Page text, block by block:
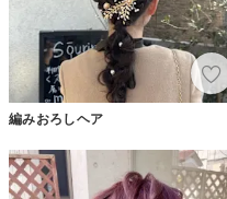
編みおろしヘア